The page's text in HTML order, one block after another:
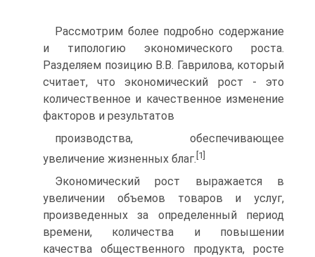
Рассмотрим более подробно содержание
и типологию экономического роста.
Разделяем позицию В.В. Гаврилова, который
считает, что экономический рост - это
количе­ственное и качественное изменение
факторов и результатов
производства, обеспечивающее
увеличение жизненных благ. [1]
Экономический рост выражается в
увеличении объемов товаров и услуг,
произведенных за определенный период
вре­мени, количества и повышении
качества общественного про­дукта, росте